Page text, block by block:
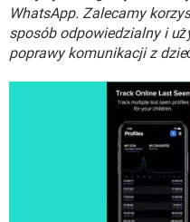
WINDOWS 10
WhatsApp. Zalecamy
sposób odpowiedzialny i
poprawy komunikacji z